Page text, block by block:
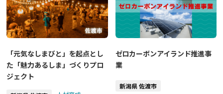
「元気なしまびと」を起点とし
た「魅力あるしま」づくりプロ
ジェクト
ゼロカーボンアイランド推進事
業
新潟県 佐渡市